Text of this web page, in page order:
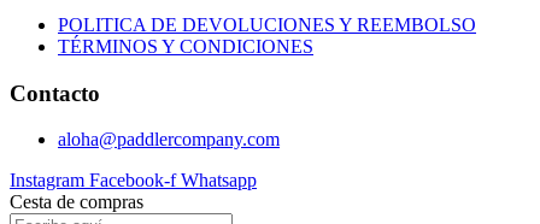
POLITICA DE DEVOLUCIONES Y REEMBOLSO
TÉRMINOS Y CONDICIONES
Contacto
aloha@paddlercompany.com
Instagram Facebook-f Whatsapp
Cesta de compras